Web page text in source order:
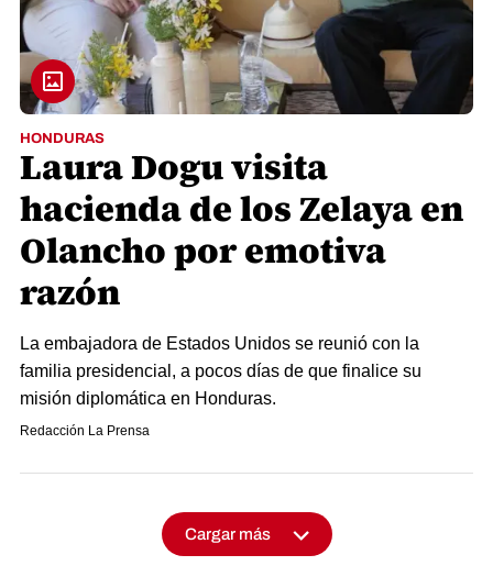
HONDURAS
Laura Dogu visita
hacienda de los Zelaya en
Olancho por emotiva
razón
La embajadora de Estados Unidos se reunió con la
familia presidencial, a pocos días de que finalice su
misión diplomática en Honduras.
Redacción La Prensa
Cargar más